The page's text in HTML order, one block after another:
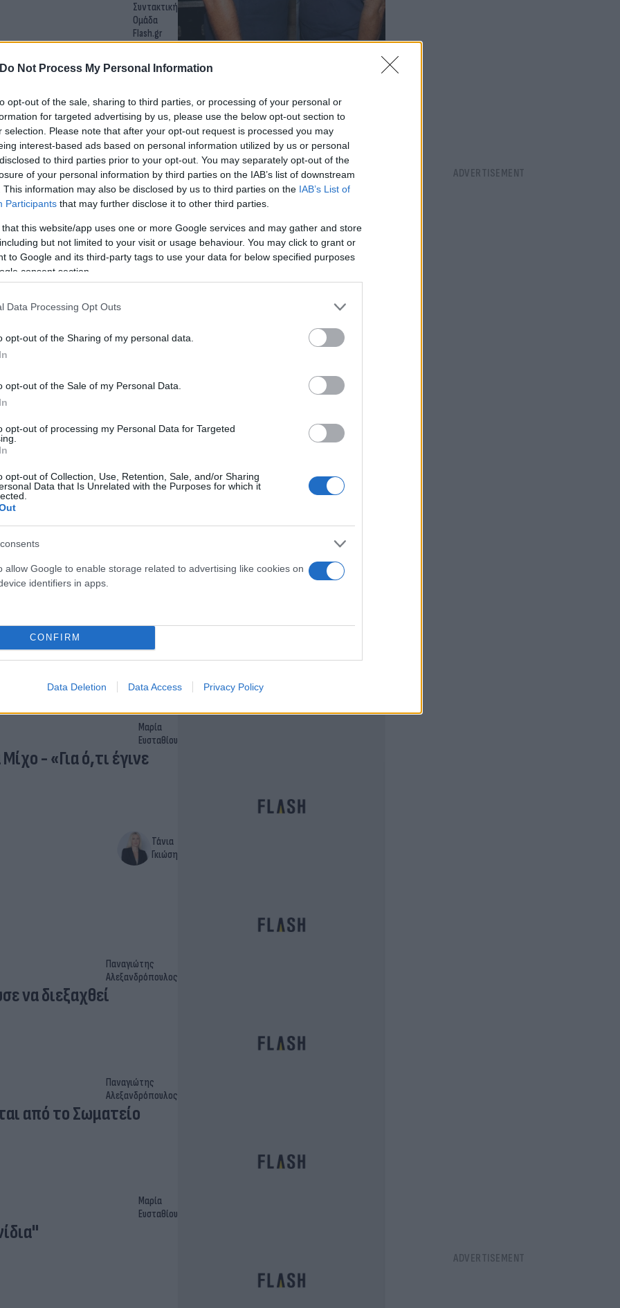
Do Not Process My Personal Information
opt-out of the sale, sharing to third parties, or processing of your personal or
for targeted advertising by us, please use the below opt-out section to
selection. Please note that after your opt-out request is processed you may
interest-based ads based on personal information utilized by us or personal
to third parties prior to your opt-out. You may separately opt-out of the
of your personal information by third parties on the IAB’s list of downstream
This information may also be disclosed by us to third parties on the IAB’s List of
Participants that may further disclose it to other third parties.
that this website/app uses one or more Google services and may gather and store
but not limited to your visit or usage behaviour. You may click to grant or
to Google and its third-party tags to use your data for below specified purposes
consent section.
Data Processing Opt Outs
opt-out of the Sharing of my personal data.
opt-out of the Sale of my Personal Data.
opt-out of processing my Personal Data for Targeted
opt-out of Collection, Use, Retention, Sale, and/or Sharing
Data that Is Unrelated with the Purposes for which it
allow Google to enable storage related to advertising like cookies on
identifiers in apps.
CONFIRM
Data Deletion Data Access Privacy Policy
Συντακτική
Ομάδα
Flash.gr
Ομάδα
Flash.gr
Μπιμπίλα, τα
Flash.gr
ΑΕΚ» στον χάρτη
Μαρία
Ευσταθίου
- «Για ό,τι έγινε
Τάνια
Γκιώση
Παναγιώτης
Αλεξανδρόπουλος
να διεξαχθεί
Παναγιώτης
Αλεξανδρόπουλος
από το Σωματείο
Μαρία
Ευσταθίου